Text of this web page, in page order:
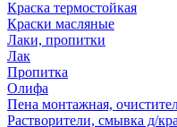
Краска термостойкая
Краски масляные
Лаки, пропитки
Лак
Пропитка
Олифа
Пена монтажная,
Растворители, смывка д/